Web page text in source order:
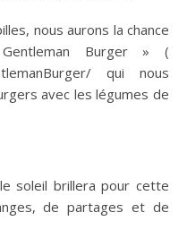
nous aurons la chance
Burger » (
qui nous
avec les légumes de
soleil brillera pour cette
de partages et de